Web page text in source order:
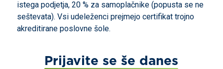
istega podjetja, 20 % za samoplačnike (popusta se ne
seštevata). Vsi udeleženci prejmejo certifikat trojno
akreditirane poslovne šole.
Prijavite se še danes